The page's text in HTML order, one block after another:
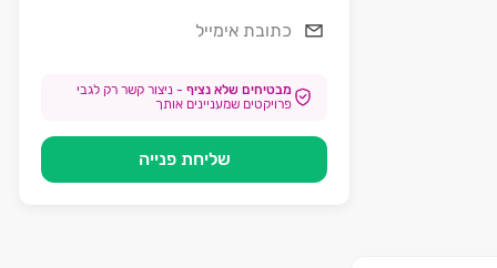
מבטיחים שלא נציף - ניצור קשר רק לגבי
פרויקטים שמעניינים אותך
שליחת פנייה